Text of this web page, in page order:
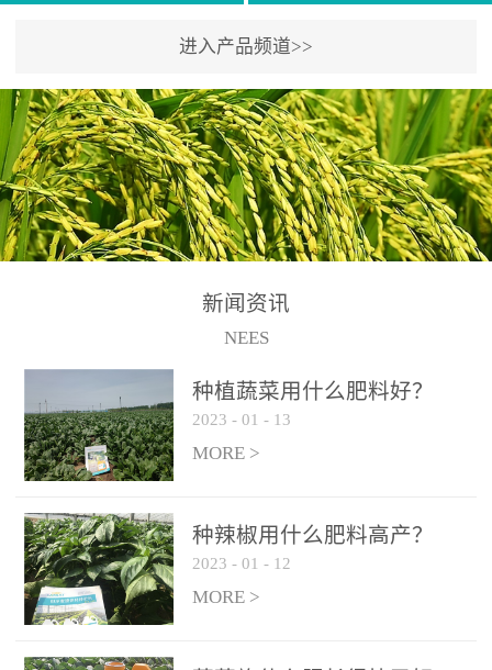
次。移栽前使用，储存在
苗株体内，移栽后，逐步
释放并快速补充营养。3、
作为补氮肥使用：30-100
倍喷施，在开花前期、幼
果期及采摘后各施一次，
间隔2-3周喷施一次。4、
作为叶面肥喷施使用：稀
周喷施一次。5、冲施及滴
灌：亩用量2-3公斤，冲施
进水75%后再进肥效果更
佳。
均可。3、沟施穴施:幼树
环状沟施，每棵用150-
200g，成年树放射状沟
施，每棵用0.5kg-1kg，可
拌肥施，也可拌土施。4、
拌苗床土：每平方米苗床
土用本品1kg-2kg与苗床土
混匀后播种。5、园林盆
土用本品30g-50g追肥或作
底肥。
【通用名称】有机水溶肥
料【产品剂型】水剂【产
品规格】5kg、20kg【技术
指标】有机质≥200g/L、
N+K2O70g/L、PH:6.5-
8.5、水不溶物≤50g/L【执
行标准】NY/T3831-
(2019)准字15306号【使用
灌及无土栽培和营养液的
配方施肥。1、苗期冲施、
滴灌:3-5kg/亩/次(45-75kg/
公顷/次)。2、花前花后或
生长前期︰冲施、滴灌2.5-
5kg/亩/次配合大量元素水
溶肥一起使用，花芽、花
苞饱满，座果率高。3、幼
【通用名称】有机水溶肥
料【产品剂型】水剂【产
品规格】5kg、20kg【技术
指标】有机质≥200g/L、
N+K2O70g/L、PH:6.5-
8.5、水不溶物≤50g/L【执
行标准】NY/T3831-
(2019)准字15306号【使用
方法】适合于基施、追
灌及无土栽培和营养液的
配方施肥。1、苗期冲施、
5kg/亩/次配合大量元素水
进入产品频道>>
新闻资讯
NEES
种植蔬菜用什么肥料好？
2023 - 01 - 13
MORE >
种辣椒用什么肥料高产？
2023 - 01 - 12
MORE >